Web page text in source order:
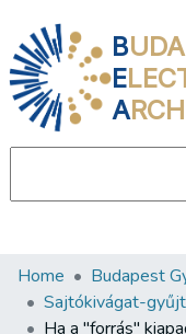
B
E
A
Communities &
All of DSpace
Home Budapest
Sajtókivágat-